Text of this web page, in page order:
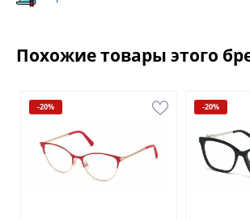
Похожие товары этого
-20% -20%